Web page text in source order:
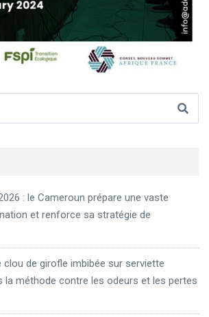
: le Cameroun prépare une vaste
et renforce sa stratégie de
clou de girofle imbibée sur serviette
la méthode contre les odeurs et les pertes